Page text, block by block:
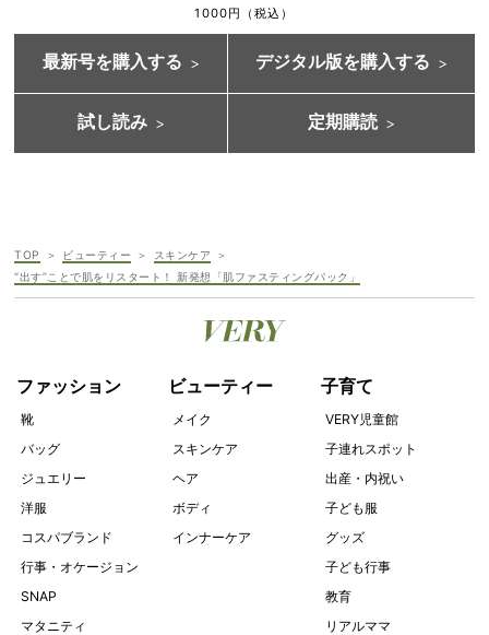
1000円（税込）
最新号を購入する デジタル版を購入する
試し読み 定期購読
TOP ビューティー
スキンケア
“出す”ことで肌をリスタート！ 新発想「肌ファスティングパック」
ファッション
靴
バッグ
ジュエリー
洋服
コスパブランド
行事・オケージョン
SNAP
マタニティ
ビューティー
メイク
スキンケア
ヘア
ボディ
インナーケア
子育て
VERY児童館
子連れスポット
出産・内祝い
子ども服
グッズ
子ども行事
教育
リアルママ